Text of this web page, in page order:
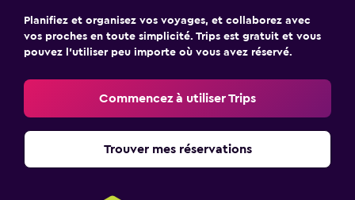
Planifiez et organisez vos voyages, et collaborez avec
vos proches en toute simplicité. Trips est gratuit et vous
pouvez l’utiliser peu importe où vous avez réservé.
Commencez à utiliser Trips
Trouver mes réservations